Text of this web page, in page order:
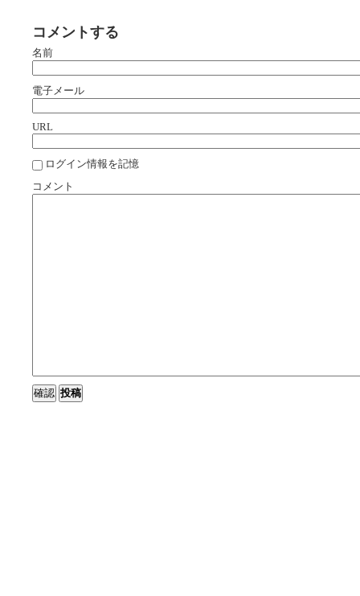
コメントする
名前
電子メール
URL
ログイン情報を記憶
コメント